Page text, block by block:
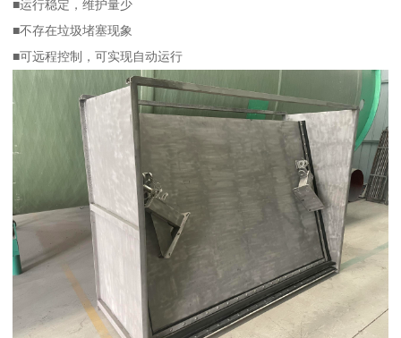
■运行稳定，维护量少
■不存在垃圾堵塞现象
■可远程控制，可实现自动运行